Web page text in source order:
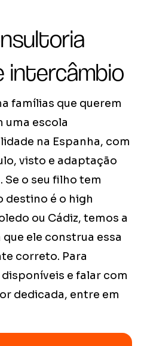
intercâmbio
famílias que querem
uma escola
na Espanha, com
visto e adaptação
o seu filho tem
destino é o high
ou Cádiz, temos a
ele construa essa
correto. Para
e falar com
dedicada, entre em